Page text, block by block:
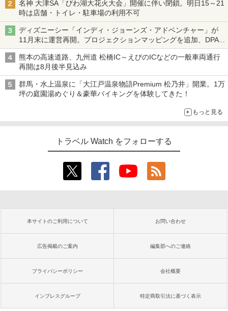
名神 大津SA「びわ湖大花火大会」開催に伴い閉鎖。明日15～21
時は店舗・トイレ・駐車場の利用不可
ディズニーシー「インディ・ジョーンズ・アドベンチャー」が
11月末に運営再開。プロジェクションマッピングを追加、DPA
は1500円
熊本の高速道路、九州道 松橋IC～えびのICなどの一般車両通行
再開は8月後半見込み
群馬・水上温泉に「大江戸温泉物語Premium 松乃井」開業。1万
坪の庭園湯めぐり＆豪華バイキングを体験してきた！
もっと見る
トラベル Watch をフォローする
本サイトのご利用について お問い合わせ
広告掲載のご案内 編集部へのご連絡
プライバシーポリシー 会社概要
インプレスグループ 特定商取引法に基づく表示